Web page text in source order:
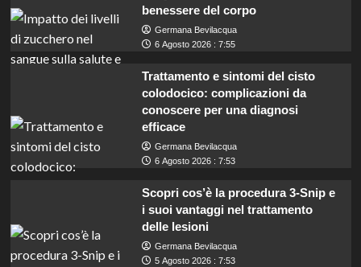
benessere del corpo
Germana Bevilacqua
6 Agosto 2026 : 7:55
Trattamento e sintomi del cisto
colodocico: complicazioni da
conoscere per una diagnosi
efficace
Germana Bevilacqua
6 Agosto 2026 : 7:53
Scopri cos’è la procedura 3-Snip e
i suoi vantaggi nel trattamento
delle lesioni
Germana Bevilacqua
5 Agosto 2026 : 7:53